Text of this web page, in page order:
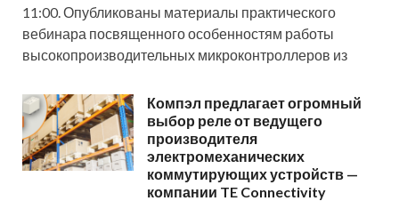
11:00. Опубликованы материалы практического
вебинара посвященного особенностям работы
высокопроизводительных микроконтроллеров из
Компэл предлагает огромный
выбор реле от ведущего
производителя
электромеханических
коммутирующих устройств —
компании TE Connectivity